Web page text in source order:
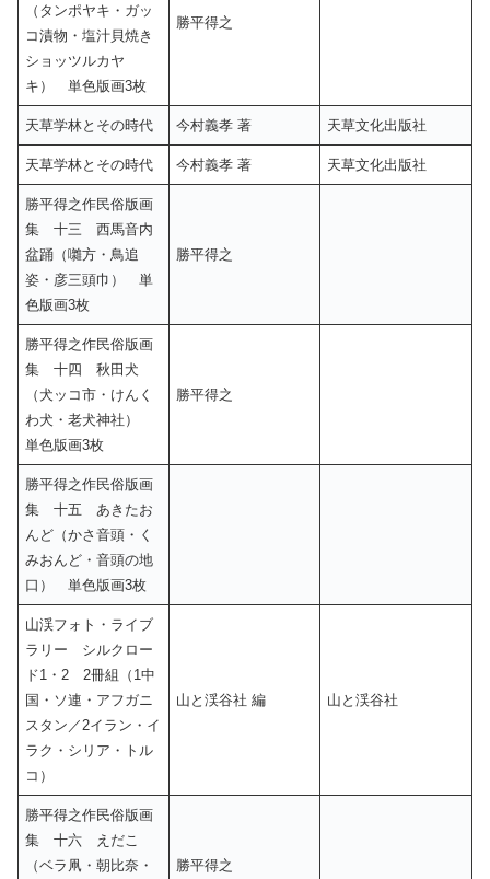
（タンポヤキ・ガッ
コ漬物・塩汁貝焼き
ショッツルカヤ
キ） 単色版画3枚
勝平得之
天草学林とその時代 今村義孝 著 天草文化出版社
天草学林とその時代 今村義孝 著 天草文化出版社
勝平得之作民俗版画
集 十三 西馬音内
盆踊（囃方・鳥追
姿・彦三頭巾） 単
色版画3枚
勝平得之
勝平得之作民俗版画
集 十四 秋田犬
（犬ッコ市・けんく
わ犬・老犬神社）
単色版画3枚
勝平得之
勝平得之作民俗版画
集 十五 あきたお
んど（かさ音頭・く
みおんど・音頭の地
口） 単色版画3枚
山渓フォト・ライブ
ラリー シルクロー
ド1・2 2冊組（1中
国・ソ連・アフガニ
スタン／2イラン・イ
ラク・シリア・トル
コ）
山と渓谷社 編 山と渓谷社
勝平得之作民俗版画
集 十六 えだこ
（ベラ凧・朝比奈・
勝平得之